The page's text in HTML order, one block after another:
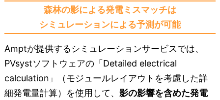
森林の影による発電ミスマッチは
シミュレーションによる予測が可能
Amptが提供するシミュレーションサービスでは、
PVsystソフトウェアの「Detailed electrical
calculation」（モジュールレイアウトを考慮した詳
細発電量計算）を使用して、 影の影響を含めた発電